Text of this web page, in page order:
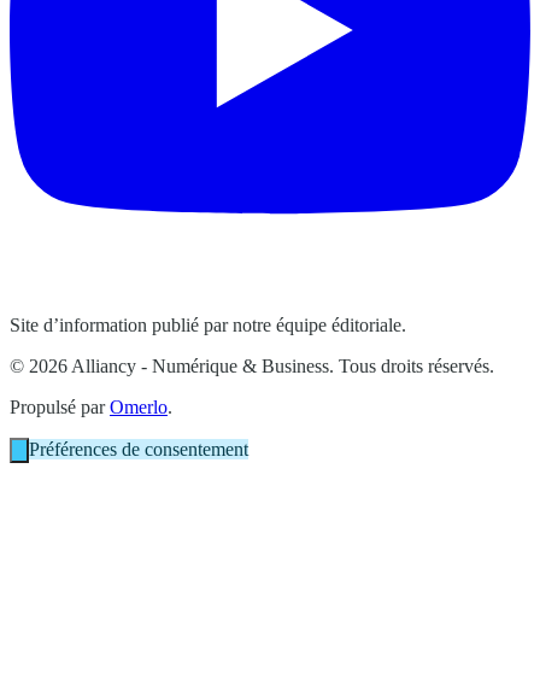
Site d’information publié par notre équipe éditoriale.
© 2026 Alliancy - Numérique & Business. Tous droits réservés.
Propulsé parOmerlo.
Préférences de consentement